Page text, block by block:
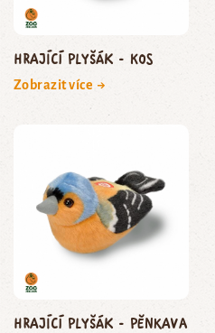
Hrající plyšák - kos
Zobrazit více →
Hrající plyšák - pěnkava